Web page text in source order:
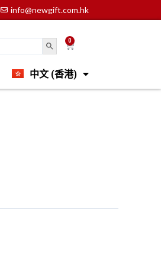
info@newgift.com.hk
0 Cart
中文 (香港)
English